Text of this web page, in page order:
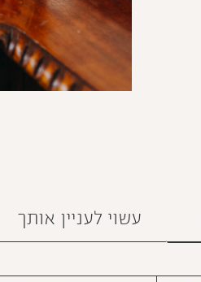
עשוי לעניין אותך